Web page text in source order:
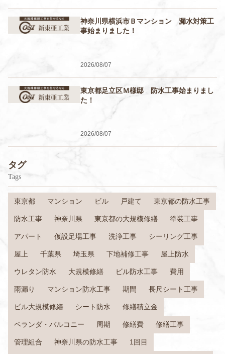
神奈川県横浜市Ｂマンション 漏水対策工
事始まりました！
2026/08/07
東京都足立区Ｍ様邸 防水工事始まりまし
た！
2026/08/07
タグ
Tags
東京都 マンション ビル 戸建て 東京都の防水工事
防水工事 神奈川県 東京都の大規模修繕 塗装工事
アパート 仮設足場工事 洗浄工事 シーリング工事
屋上 千葉県 埼玉県 下地補修工事 屋上防水
ウレタン防水 大規模修繕 ビル防水工事 費用
雨漏り マンション防水工事 期間 長尺シート工事
ビル大規模修繕 シート防水 修繕積立金
ベランダ・バルコニー 周期 修繕費 修繕工事
管理組合 神奈川県の防水工事 1回目